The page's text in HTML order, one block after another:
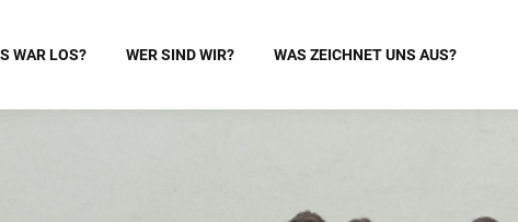
WAR LOS? WER SIND WIR? WAS ZEICHNET UNS AUS?